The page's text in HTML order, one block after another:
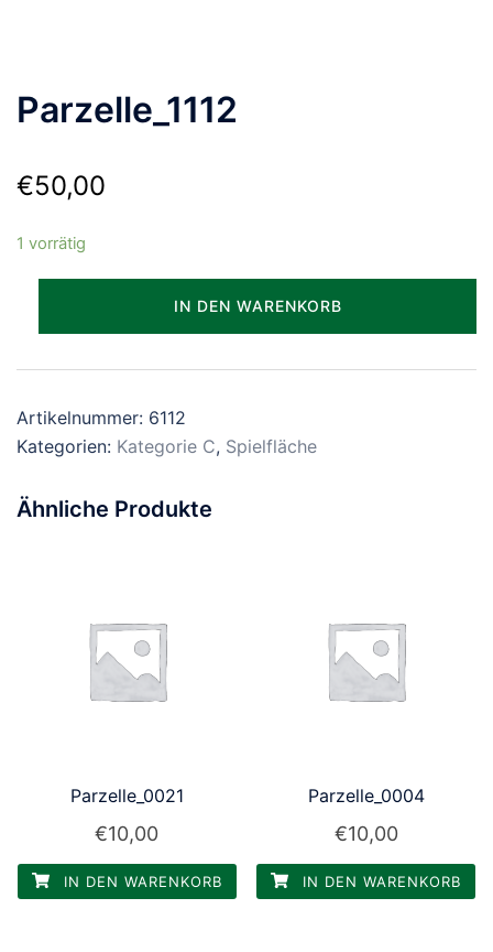
Parzelle_1112
€50,00
1 vorrätig
IN DEN WARENKORB
Artikelnummer: 6112
Kategorien: Kategorie C, Spielfläche
Ähnliche Produkte
Parzelle_0021
€10,00
IN DEN WARENKORB
Parzelle_0004
€10,00
IN DEN WARENKORB